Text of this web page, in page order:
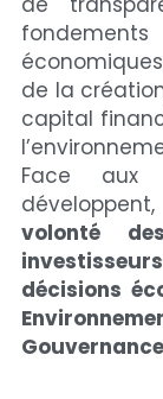
de la
capital
Face aux
développent,
volonté
décisions